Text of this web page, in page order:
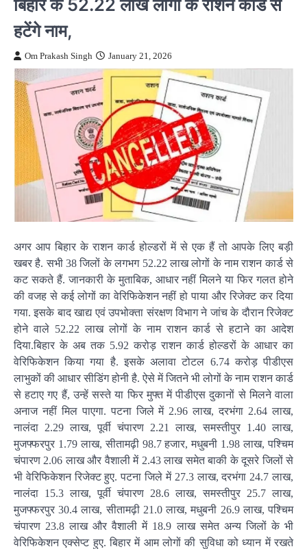
हटेंगे नाम,
Om Prakash Singh January 21, 2026
अगर आप बिहार के राशन कार्ड होल्डरों में से एक हैं तो आपके लिए बड़ी
खबर है. सभी 38 जिलों के लगभग 52.22 लाख लोगों के नाम राशन कार्ड से
कट सकते हैं. जानकारी के मुताबिक, आधार नहीं मिलने या फिर गलत होने
की वजह से कई लोगों का वेरिफिकेशन नहीं हो पाया और रिजेक्ट कर दिया
गया. इसके बाद खाद्य एवं उपभोक्ता संरक्षण विभाग ने जांच के दौरान रिजेक्ट
होने वाले 52.22 लाख लोगों के नाम राशन कार्ड से हटाने का आदेश
दिया.बिहार के अब तक 5.92 करोड़ राशन कार्ड होल्डरों के आधार का
वेरिफिकेशन किया गया है. इसके अलावा टोटल 6.74 करोड़ पीडीएस
लाभुकों की आधार सीडिंग होनी है. ऐसे में जितने भी लोगों के नाम राशन कार्ड
से हटाए गए हैं, उन्हें सस्ते या फिर मुफ्त में पीडीएस दुकानों से मिलने वाला
अनाज नहीं मिल पाएगा. पटना जिले में 2.96 लाख, दरभंगा 2.64 लाख,
नालंदा 2.29 लाख, पूर्वी चंपारण 2.21 लाख, समस्तीपुर 1.40 लाख,
मुजफ्फरपुर 1.79 लाख, सीतामढ़ी 98.7 हजार, मधुबनी 1.98 लाख, पश्चिम
चंपारण 2.06 लाख और वैशाली में 2.43 लाख समेत बाकी के दूसरे जिलों से
भी वेरिफिकेशन रिजेक्ट हुए. पटना जिले में 27.3 लाख, दरभंगा 24.7 लाख,
नालंदा 15.3 लाख, पूर्वी चंपारण 28.6 लाख, समस्तीपुर 25.7 लाख,
मुजफ्फरपुर 30.4 लाख, सीतामढ़ी 21.0 लाख, मधुबनी 26.9 लाख, पश्चिम
चंपारण 23.8 लाख और वैशाली में 18.9 लाख समेत अन्य जिलों के भी
वेरिफिकेशन एक्सेप्ट हुए. बिहार में आम लोगों की सुविधा को ध्यान में रखते